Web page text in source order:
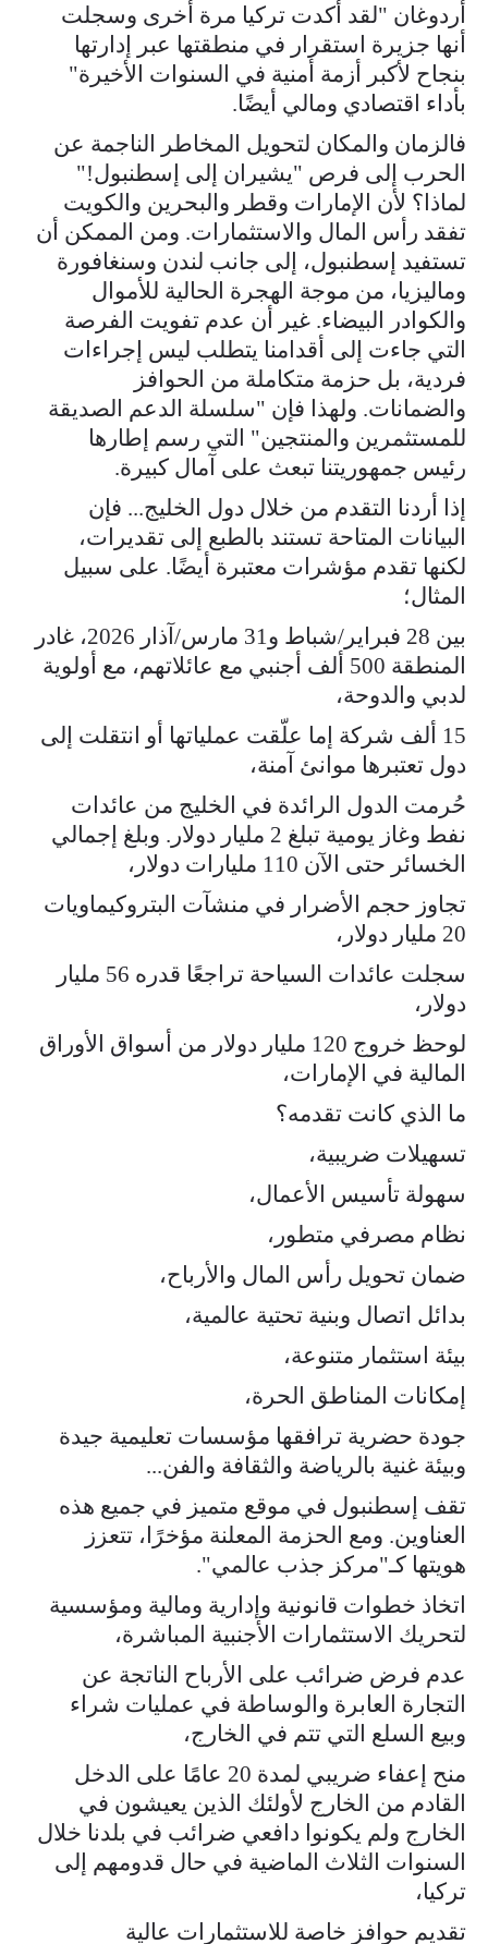
أردوغان "لقد أكدت تركيا مرة أخرى وسجلت
أنها جزيرة استقرار في منطقتها عبر إدارتها
بنجاح لأكبر أزمة أمنية في السنوات الأخيرة"
بأداء اقتصادي ومالي أيضًا.
فالزمان والمكان لتحويل المخاطر الناجمة عن
الحرب إلى فرص "يشيران إلى إسطنبول!"
لماذا؟ لأن الإمارات وقطر والبحرين والكويت
تفقد رأس المال والاستثمارات. ومن الممكن أن
تستفيد إسطنبول، إلى جانب لندن وسنغافورة
وماليزيا، من موجة الهجرة الحالية للأموال
والكوادر البيضاء. غير أن عدم تفويت الفرصة
التي جاءت إلى أقدامنا يتطلب ليس إجراءات
فردية، بل حزمة متكاملة من الحوافز
والضمانات. ولهذا فإن "سلسلة الدعم الصديقة
للمستثمرين والمنتجين" التي رسم إطارها
رئيس جمهوريتنا تبعث على آمال كبيرة.
إذا أردنا التقدم من خلال دول الخليج... فإن
البيانات المتاحة تستند بالطبع إلى تقديرات،
لكنها تقدم مؤشرات معتبرة أيضًا. على سبيل
المثال؛
بين 28 فبراير/شباط و31 مارس/آذار 2026، غادر
المنطقة 500 ألف أجنبي مع عائلاتهم، مع أولوية
لدبي والدوحة،
15 ألف شركة إما علّقت عملياتها أو انتقلت إلى
دول تعتبرها موانئ آمنة،
حُرمت الدول الرائدة في الخليج من عائدات
نفط وغاز يومية تبلغ 2 مليار دولار. وبلغ إجمالي
الخسائر حتى الآن 110 مليارات دولار،
تجاوز حجم الأضرار في منشآت البتروكيماويات
20 مليار دولار،
سجلت عائدات السياحة تراجعًا قدره 56 مليار
دولار،
لوحظ خروج 120 مليار دولار من أسواق الأوراق
المالية في الإمارات،
ما الذي كانت تقدمه؟
تسهيلات ضريبية،
سهولة تأسيس الأعمال،
نظام مصرفي متطور،
ضمان تحويل رأس المال والأرباح،
بدائل اتصال وبنية تحتية عالمية،
بيئة استثمار متنوعة،
إمكانات المناطق الحرة،
جودة حضرية ترافقها مؤسسات تعليمية جيدة
وبيئة غنية بالرياضة والثقافة والفن...
تقف إسطنبول في موقع متميز في جميع هذه
العناوين. ومع الحزمة المعلنة مؤخرًا، تتعزز
هويتها كـ"مركز جذب عالمي".
اتخاذ خطوات قانونية وإدارية ومالية ومؤسسية
لتحريك الاستثمارات الأجنبية المباشرة،
عدم فرض ضرائب على الأرباح الناتجة عن
التجارة العابرة والوساطة في عمليات شراء
وبيع السلع التي تتم في الخارج،
منح إعفاء ضريبي لمدة 20 عامًا على الدخل
القادم من الخارج لأولئك الذين يعيشون في
الخارج ولم يكونوا دافعي ضرائب في بلدنا خلال
السنوات الثلاث الماضية في حال قدومهم إلى
تركيا،
تقديم حوافز خاصة للاستثمارات عالية